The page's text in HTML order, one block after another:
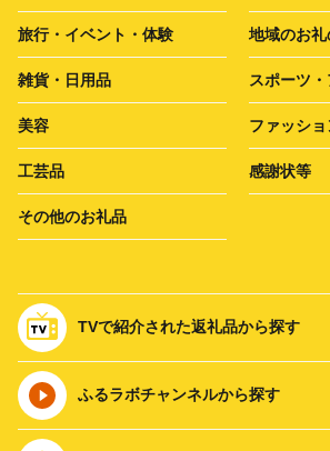
旅行・イベント・体験 地域のお礼
雑貨・日用品 スポーツ
美容 ファッショ
工芸品 感謝状等
その他のお礼品
TVで紹介された返礼品から探す
ふるラボチャンネルから探す